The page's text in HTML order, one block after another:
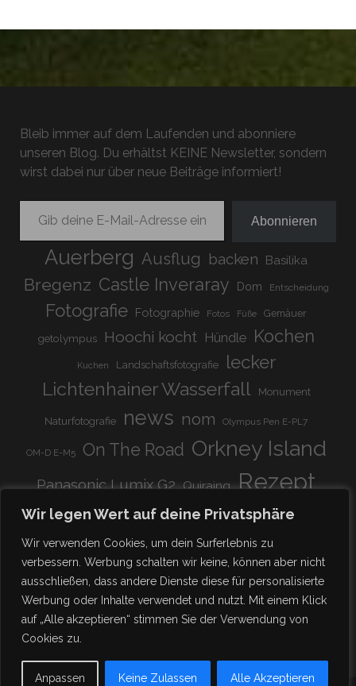
Wir legen Wert auf deine Privatsphäre
Wir verwenden Cookies, um dein Surferlebnis zu
verbessern. Werbung schalten wir keine, können aber nicht
ausschließen, dass andere Dienste diese für personalisierte
Werbung oder Inhalte verwendet und nutzt. Mit einem Klick
auf „Alle akzeptieren“ stimmen Sie der Verwendung von
Cookies zu.
Anpassen Keine Zulassen Alle Akzeptieren
Bleib immer auf dem Laufenden und abonniere
unseren Blog. Du erhältst KEINE Newsletter, sondern
wirst dabei nur über neue Beiträge informiert!
Gib deine E-Mail-Adresse ein ...
Abonnieren
Auerberg Ausflug backen Basilika
Bregenz Castle Inveraray Dom Entscheidung
Fotografie Fotographie Fotos Füße Gemäuer
getolympus Hoochi kocht Hündle Kochen
Kuchen Landschaftsfotografie lecker
Lichtenhainer Wasserfall Monument
Naturfotografie news nom Olympus Pen E-PL7
OM-D E-M5 On The Road Orkney Island
Panasonic Lumix G2 Quiraing Rezept
Rundreise schnell & einfach Scotland
Stadion super lecker Systemkamera
vegetarisch Viadukt weitnau woooohoooo!!!!
zu Hause ♥